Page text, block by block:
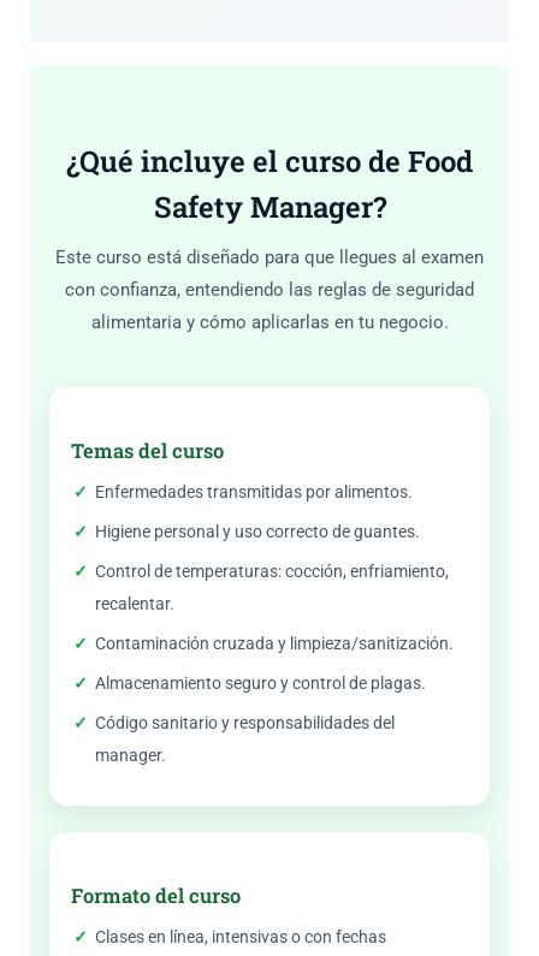
¿Qué incluye el curso de Food
Safety Manager?
Este curso está diseñado para que llegues al examen
con confianza, entendiendo las reglas de seguridad
alimentaria y cómo aplicarlas en tu negocio.
Temas del curso
Enfermedades transmitidas por alimentos.
Higiene personal y uso correcto de guantes.
Control de temperaturas: cocción, enfriamiento,
recalentar.
Contaminación cruzada y limpieza/sanitización.
Almacenamiento seguro y control de plagas.
Código sanitario y responsabilidades del
manager.
Formato del curso
Clases en línea, intensivas o con fechas